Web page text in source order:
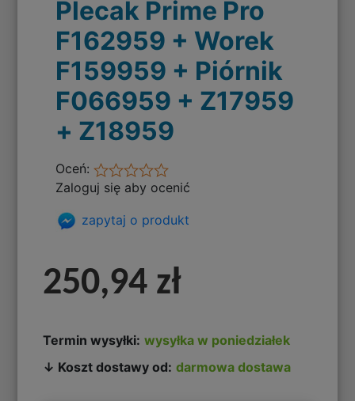
Plecak Prime Pro
F162959 + Worek
F159959 + Piórnik
F066959 + Z17959
+ Z18959
Oceń:
Zaloguj się aby ocenić
zapytaj o produkt
250,94 zł
Termin wysyłki: wysyłka w poniedziałek
↓ Koszt dostawy od: darmowa dostawa